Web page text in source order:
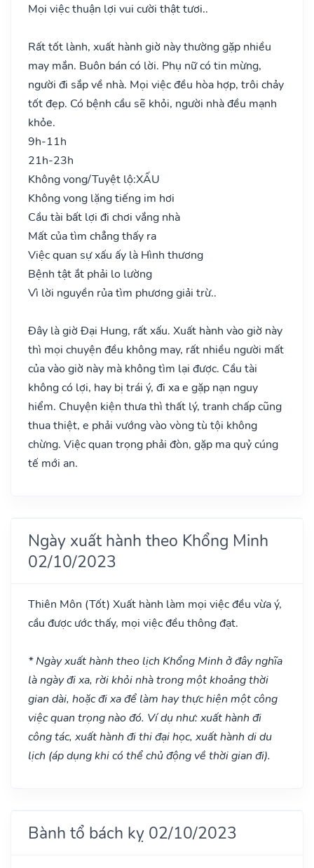
Mọi việc thuận lợi vui cười thật tươi..
Rất tốt lành, xuất hành giờ này thường gặp nhiều
may mắn. Buôn bán có lời. Phụ nữ có tin mừng,
người đi sắp về nhà. Mọi việc đều hòa hợp, trôi chảy
tốt đẹp. Có bệnh cầu sẽ khỏi, người nhà đều mạnh
khỏe.
9h-11h
21h-23h
Không vong/Tuyệt lộ:XẤU
Không vong lặng tiếng im hơi
Cầu tài bất lợi đi chơi vắng nhà
Mất của tìm chẳng thấy ra
Việc quan sự xấu ấy là Hình thương
Bệnh tật ắt phải lo lường
Vì lời nguyền rủa tìm phương giải trừ..
Đây là giờ Đại Hung, rất xấu. Xuất hành vào giờ này
thì mọi chuyện đều không may, rất nhiều người mất
của vào giờ này mà không tìm lại được. Cầu tài
không có lợi, hay bị trái ý, đi xa e gặp nạn nguy
hiểm. Chuyện kiện thưa thì thất lý, tranh chấp cũng
thua thiệt, e phải vướng vào vòng tù tội không
chừng. Việc quan trọng phải đòn, gặp ma quỷ cúng
tế mới an.
Ngày xuất hành theo Khổng Minh
02/10/2023
Thiên Môn (Tốt) Xuất hành làm mọi việc đều vừa ý,
cầu được ước thấy, mọi việc đều thông đạt.
* Ngày xuất hành theo lịch Khổng Minh ở đây nghĩa
là ngày đi xa, rời khỏi nhà trong một khoảng thời
gian dài, hoặc đi xa để làm hay thực hiện một công
việc quan trọng nào đó. Ví dụ như: xuất hành đi
công tác, xuất hành đi thi đại học, xuất hành di du
lịch (áp dụng khi có thể chủ động về thời gian đi).
Bành tổ bách kỵ 02/10/2023